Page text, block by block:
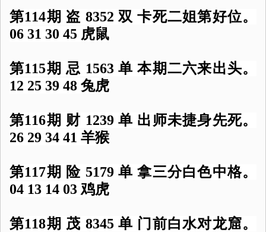
第114期 盗 8352 双 卡死二姐第好位。
06 31 30 45 虎鼠
第115期 忌 1563 单 本期二六来出头。
12 25 39 48 兔虎
第116期 财 1239 单 出师未捷身先死。
26 29 34 41 羊猴
第117期 险 5179 单 拿三分白色中格。
04 13 14 03 鸡虎
第118期 茂 8345 单 门前白水对龙窟。